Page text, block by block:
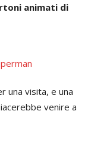
animati di
una visita, e una
venire a